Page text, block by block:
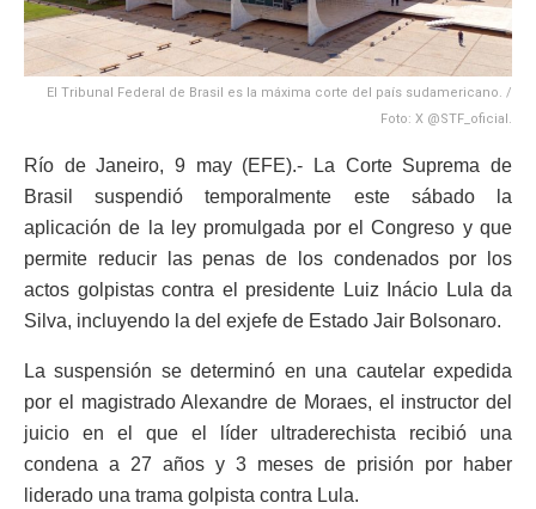
El Tribunal Federal de Brasil es la máxima corte del país sudamericano. /
Foto: X @STF_oficial.
Río de Janeiro, 9 may (EFE).- La Corte Suprema de
Brasil suspendió temporalmente este sábado la
aplicación de la ley promulgada por el Congreso y que
permite reducir las penas de los condenados por los
actos golpistas contra el presidente Luiz Inácio Lula da
Silva, incluyendo la del exjefe de Estado Jair Bolsonaro.
La suspensión se determinó en una cautelar expedida
por el magistrado Alexandre de Moraes, el instructor del
juicio en el que el líder ultraderechista recibió una
condena a 27 años y 3 meses de prisión por haber
liderado una trama golpista contra Lula.